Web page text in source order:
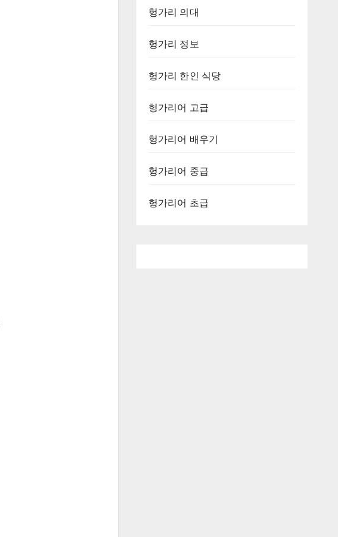
헝가리 의대
헝가리 정보
헝가리 한인 식당
헝가리어 고급
헝가리어 배우기
헝가리어 중급
헝가리어 초급